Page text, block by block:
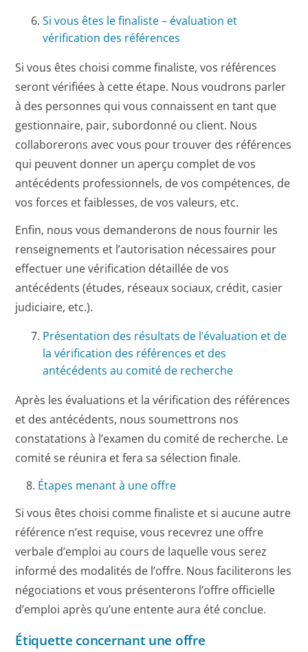
Si vous êtes le finaliste – évaluation et
vérification des références
Si vous êtes choisi comme finaliste, vos références
seront vérifiées à cette étape. Nous voudrons parler
à des personnes qui vous connaissent en tant que
gestionnaire, pair, subordonné ou client. Nous
collaborerons avec vous pour trouver des références
qui peuvent donner un aperçu complet de vos
antécédents professionnels, de vos compétences, de
vos forces et faiblesses, de vos valeurs, etc.
Enfin, nous vous demanderons de nous fournir les
renseignements et l’autorisation nécessaires pour
effectuer une vérification détaillée de vos
antécédents (études, réseaux sociaux, crédit, casier
judiciaire, etc.).
Présentation des résultats de l’évaluation et de
la vérification des références et des
antécédents au comité de recherche
Après les évaluations et la vérification des références
et des antécédents, nous soumettrons nos
constatations à l’examen du comité de recherche. Le
comité se réunira et fera sa sélection finale.
8. Étapes menant à une offre
Si vous êtes choisi comme finaliste et si aucune autre
référence n’est requise, vous recevrez une offre
verbale d’emploi au cours de laquelle vous serez
informé des modalités de l’offre. Nous faciliterons les
négociations et vous présenterons l’offre officielle
d’emploi après qu’une entente aura été conclue.
Étiquette concernant une offre